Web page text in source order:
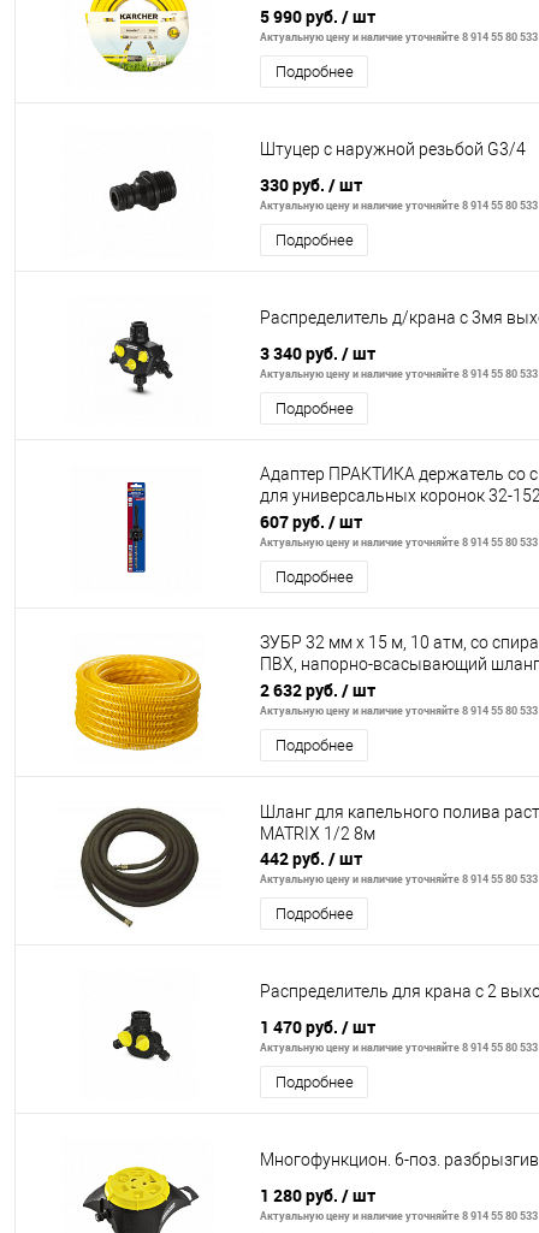
5 990 руб. / шт
Актуальную цену и наличие уточняйте 8 914 55 80 533
Подробнее
Штуцер с наружной резьбой G3/4
330 руб. / шт
Актуальную цену и наличие уточняйте 8 914 55 80 533
Подробнее
Распределитель д/крана с 3мя
3 340 руб. / шт
Актуальную цену и наличие уточняйте 8 914 55 80 533
Подробнее
Адаптер ПРАКТИКА держатель со
для универсальных коронок 32-
хвостовик SDS-plus
607 руб. / шт
Актуальную цену и наличие уточняйте 8 914 55 80 533
Подробнее
ЗУБР 32 мм x 15 м, 10 атм, со
ПВХ, напорно-всасывающий
ПРОФЕССИОНАЛ (40327-32-15)
2 632 руб. / шт
Актуальную цену и наличие уточняйте 8 914 55 80 533
Подробнее
Шланг для капельного полива
MATRIX 1/2 8м
442 руб. / шт
Актуальную цену и наличие уточняйте 8 914 55 80 533
Подробнее
Распределитель для крана с 2
1 470 руб. / шт
Актуальную цену и наличие уточняйте 8 914 55 80 533
Подробнее
Многофункцион. 6-поз.
1 280 руб. / шт
Актуальную цену и наличие уточняйте 8 914 55 80 533